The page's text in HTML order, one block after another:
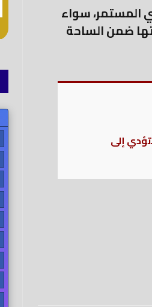
المستمر، سواء
ضمن الساحة
إلى